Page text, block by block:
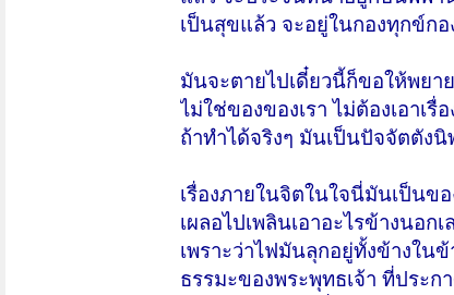
เป็นสุขแล้ว จะอยู่ในกองทุกข์ก
มันจะตายไปเดี๋ยวนี้ก็ขอให้พยา
ไม่ใช่ของของเรา ไม่ต้องเอาเ
ถ้าทำได้จริงๆ มันเป็นปัจจัตตังนิ
เรื่องภายในจิตในใจนี่มันเป็นข
เผลอไปเพลินเอาอะไรข้างนอก
เพราะว่าไฟมันลุกอยู่ทั้งข้างใน
ธรรมะของพระพุทธเจ้า ที่ประ